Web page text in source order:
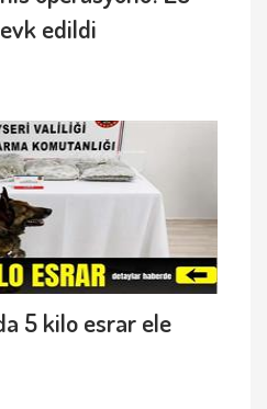
edildi
5 kilo esrar ele